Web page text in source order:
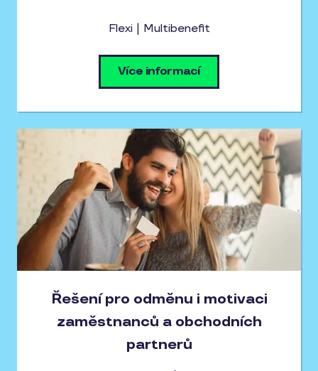
Flexi | Multibenefit
Více informací
Řešení pro odměnu i motivaci
zaměstnanců a obchodních
partnerů